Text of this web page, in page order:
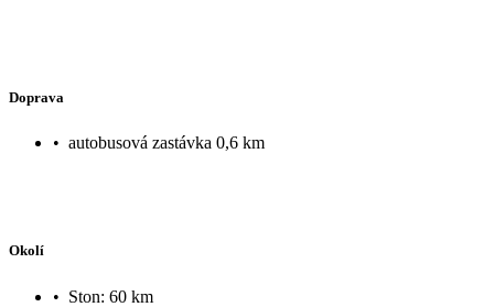
Doprava
• autobusová zastávka 0,6 km
Okolí
• Ston: 60 km